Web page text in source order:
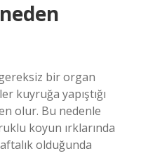
bir organ
kuyruğa yapıştığı
olur. Bu nedenle
koyun ırklarında
olduğunda